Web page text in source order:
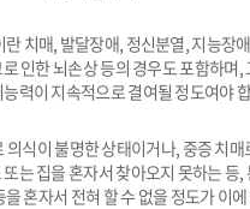
치매, 발달장애, 정신분열, 지능장
인한 뇌손상 등의 경우도 포함하며,
력이 지속적으로 결여될 정도여야
의식이 불명한 상태이거나, 중증 치매
는 집을 혼자서 찾아오지 못하는 등,
혼자서 전혀 할 수 없을 정도가 이